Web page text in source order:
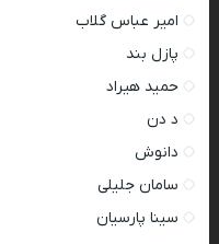
امیر عباس گلاب
پازل بند
حمید هیراد
د دن
دانوش
سامان جلیلی
سینا پارسیان